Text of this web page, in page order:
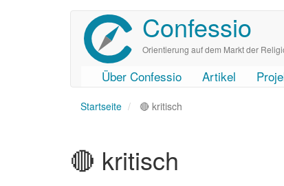
Confessio
Orientierung auf dem Markt der
User
account
Main
navigation
Über Confessio Artikel
Startseite 🔴 kritisch
🔴 kritisch